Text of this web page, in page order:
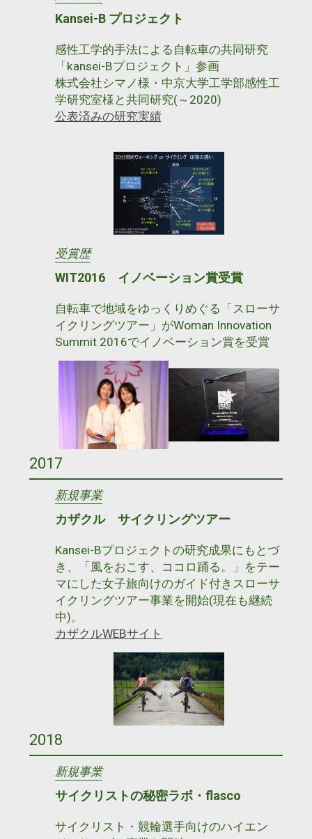
Kansei-B プロジェクト
感性工学的手法による自転車の共同研究
「kansei-Bプロジェクト」参画
株式会社シマノ様・中京大学工学部感性工
学研究室様と共同研究(～2020)
公表済みの研究実績
受賞歴
WIT2016 イノベーション賞受賞
自転車で地域をゆっくりめぐる「スローサ
イクリングツアー」がWoman Innovation
Summit 2016でイノベーション賞を受賞
2017
新規事業
カザクル サイクリングツアー
Kansei-Bプロジェクトの研究成果にもとづ
き、「風をおこす、ココロ踊る。」をテー
マにした女子旅向けのガイド付きスローサ
イクリングツアー事業を開始(現在も継続
中)。
カザクルWEBサイト
2018
新規事業
サイクリストの秘密ラボ・flasco
サイクリスト・競輪選手向けのハイエン